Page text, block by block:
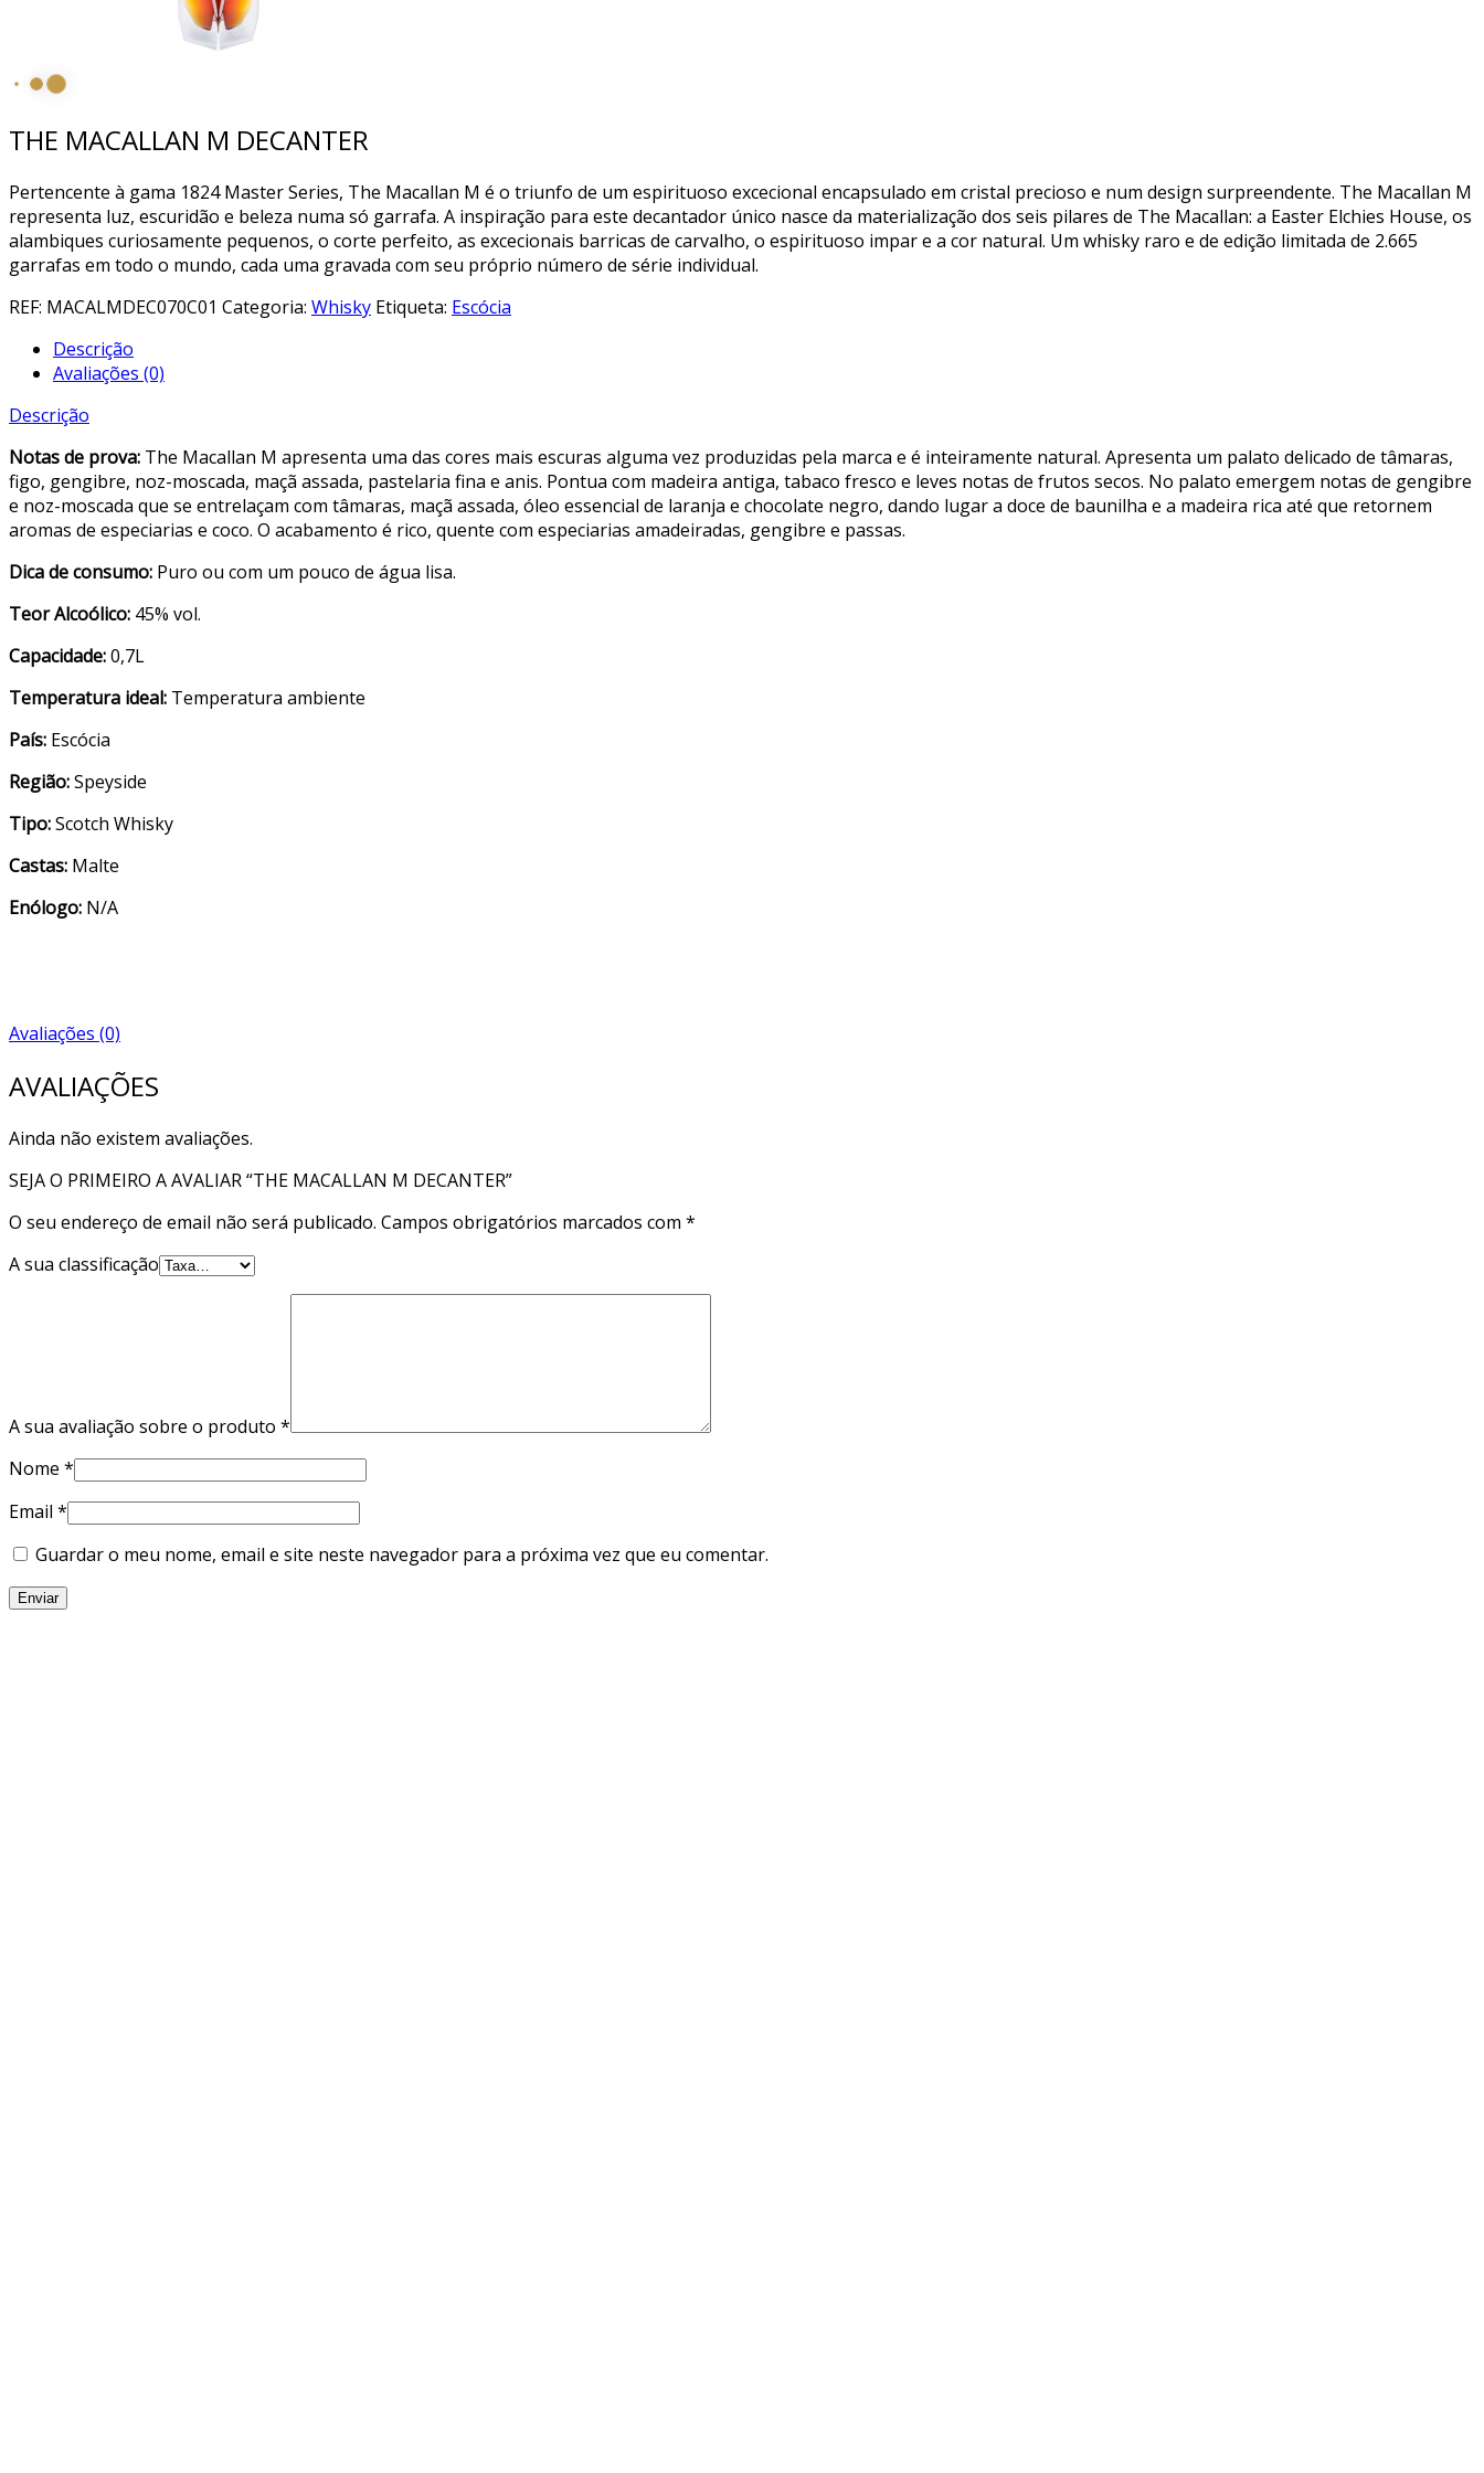
THE MACALLAN M DECANTER
Pertencente à gama 1824 Master Series, The Macallan M é o triunfo de um espirituoso excecional encapsulado em cristal precioso e num design surpreendente. The Macallan M
representa luz, escuridão e beleza numa só garrafa. A inspiração para este decantador único nasce da materialização dos seis pilares de The Macallan: a Easter Elchies House, os
alambiques curiosamente pequenos, o corte perfeito, as excecionais barricas de carvalho, o espirituoso impar e a cor natural. Um whisky raro e de edição limitada de 2.665
garrafas em todo o mundo, cada uma gravada com seu próprio número de série individual.
REF: MACALMDEC070C01 Categoria: Whisky Etiqueta: Escócia
Descrição
Avaliações (0)
Descrição
Notas de prova: The Macallan M apresenta uma das cores mais escuras alguma vez produzidas pela marca e é inteiramente natural. Apresenta um palato delicado de tâmaras,
figo, gengibre, noz-moscada, maçã assada, pastelaria fina e anis. Pontua com madeira antiga, tabaco fresco e leves notas de frutos secos. No palato emergem notas de gengibre
e noz-moscada que se entrelaçam com tâmaras, maçã assada, óleo essencial de laranja e chocolate negro, dando lugar a doce de baunilha e a madeira rica até que retornem
aromas de especiarias e coco. O acabamento é rico, quente com especiarias amadeiradas, gengibre e passas.
Dica de consumo: Puro ou com um pouco de água lisa.
Teor Alcoólico: 45% vol.
Capacidade:0,7L
Temperatura ideal: Temperatura ambiente
País: Escócia
Região:Speyside
Tipo:Scotch Whisky
Castas: Malte
Enólogo: N/A
Avaliações (0)
AVALIAÇÕES
Ainda não existem avaliações.
SEJA O PRIMEIRO A AVALIAR “THE MACALLAN M DECANTER”
O seu endereço de email não será publicado. Campos obrigatórios marcados com *
A sua classificação
A sua avaliação sobre o produto *
Nome *
Email *
Guardar o meu nome, email e site neste navegador para a próxima vez que eu comentar.